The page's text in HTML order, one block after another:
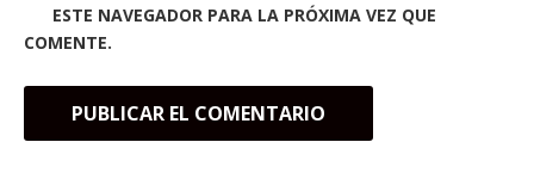
ESTE NAVEGADOR PARA LA PRÓXIMA VEZ QUE
COMENTE.